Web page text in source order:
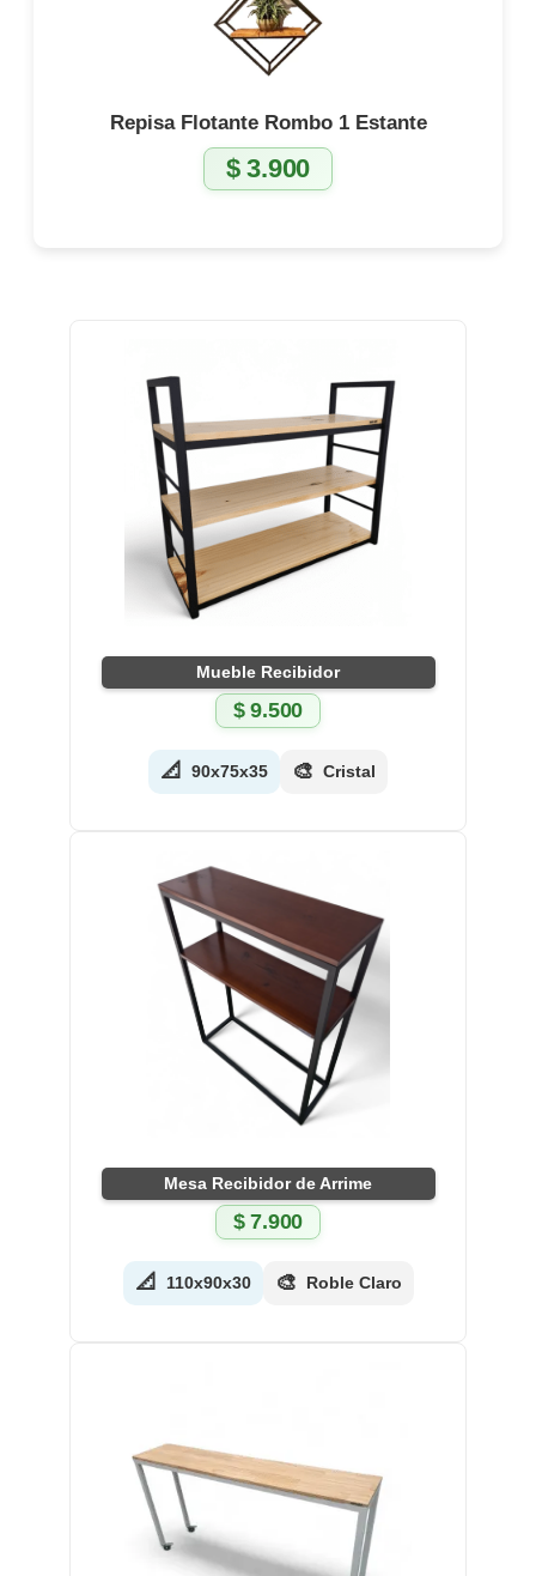
Repisa Flotante Rombo 1 Estante
$3.900
Mueble Recibidor
$9.500
📐 90x75x35 🎨 Cristal
Mesa Recibidor de Arrime
$7.900
📐 110x90x30 🎨 Roble Claro